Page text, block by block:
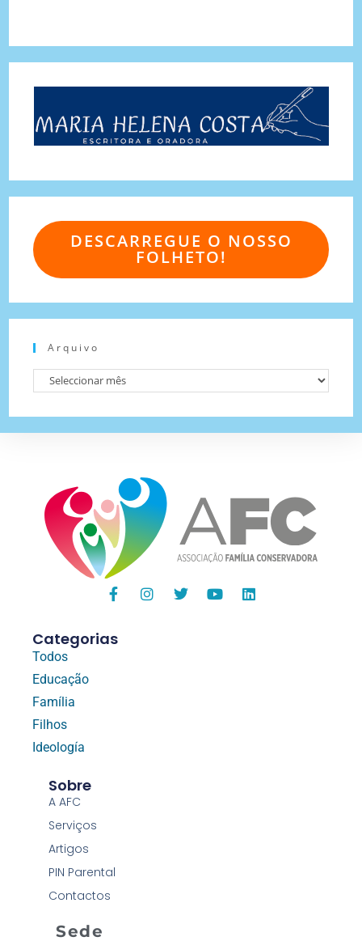
DESCARREGUE O NOSSO
FOLHETO!
Arquivo
Categorias
Todos
Educação
Família
Filhos
Ideología
Sobre
A AFC
Serviços
Artigos
PIN Parental
Contactos
Sede